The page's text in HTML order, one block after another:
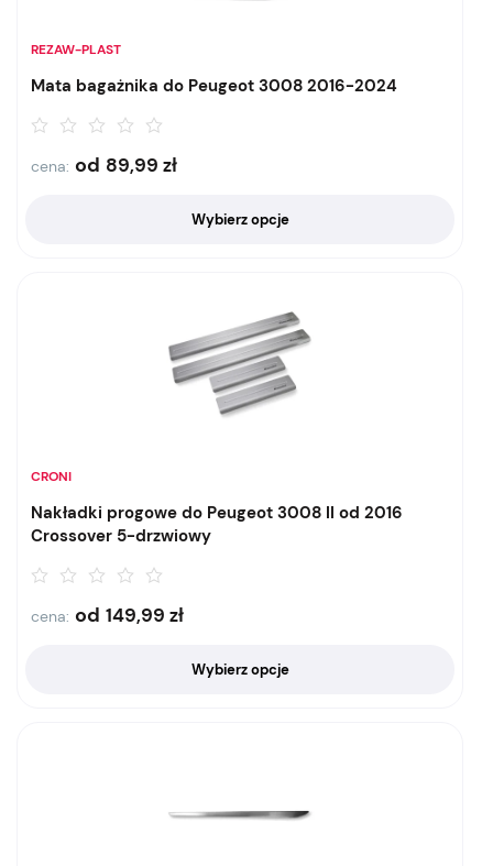
REZAW-PLAST
Mata bagażnika do Peugeot 3008 2016-2024
cena: od 89,99 zł
Wybierz opcje
CRONI
Nakładki progowe do Peugeot 3008 II od 2016
Crossover 5-drzwiowy
cena: od 149,99 zł
Wybierz opcje